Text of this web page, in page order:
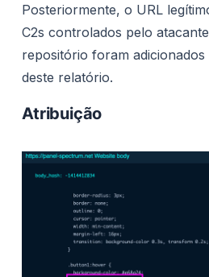
Posteriormente, o URL
C2s controlados pelo
repositório foram
deste relatório.
Atribuição